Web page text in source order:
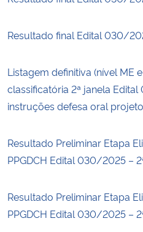
Gabinete de Segurança Institucional
Banco Central do Brasil
Resultado final Edital 030/
Listagem definitiva (nível ME
classificatória 2ª janela
instruções defesa oral
Resultado Preliminar Etapa
PPGDCH Edital 030/2025 –
Resultado Preliminar Etapa
PPGDCH Edital 030/2025 –